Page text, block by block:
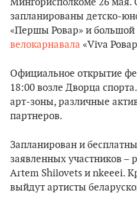
Мингорисполкоме 26 мая.
запланированы детско-
«Першы Ровар» и большой
велокарнавала «Viva
Официальное открытие
18:00 возле Дворца
арт-зоны, различные
партнеров.
Запланирован и
заявленных участников –
Artem Shilovets и nkeeei.
выйдут артисты